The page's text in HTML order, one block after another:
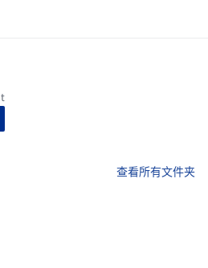
查看所有文件夹